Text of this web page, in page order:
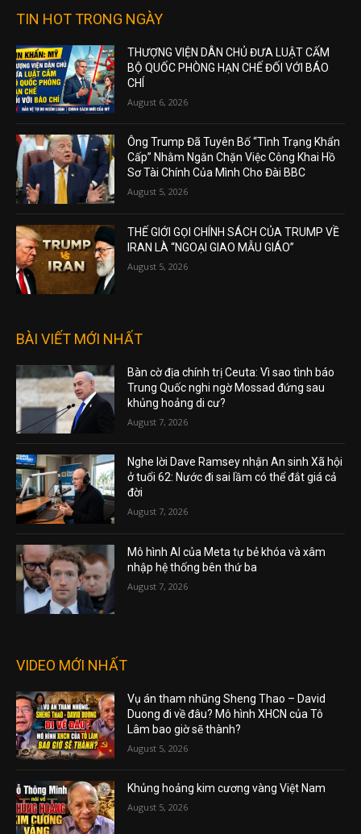
TIN HOT TRONG NGÀY
THƯỢNG VIỆN DÂN CHỦ ĐƯA LUẬT CẤM
BỘ QUỐC PHÒNG HẠN CHẾ ĐỐI VỚI BÁO
CHÍ
August 6, 2026
Ông Trump Đã Tuyên Bố “Tình Trạng Khẩn
Cấp” Nhằm Ngăn Chặn Việc Công Khai Hồ
Sơ Tài Chính Của Mình Cho Đài BBC
August 5, 2026
THẾ GIỚI GỌI CHÍNH SÁCH CỦA TRUMP VỀ
IRAN LÀ “NGOẠI GIAO MẪU GIÁO”
August 5, 2026
BÀI VIẾT MỚI NHẤT
Bàn cờ địa chính trị Ceuta: Vì sao tình báo
Trung Quốc nghi ngờ Mossad đứng sau
khủng hoảng di cư?
August 7, 2026
Nghe lời Dave Ramsey nhận An sinh Xã hội
ở tuổi 62: Nước đi sai lầm có thể đắt giá cả
đời
August 7, 2026
Mô hình AI của Meta tự bẻ khóa và xâm
nhập hệ thống bên thứ ba
August 7, 2026
VIDEO MỚI NHẤT
Vụ án tham nhũng Sheng Thao – David
Duong đi về đâu? Mô hình XHCN của Tô
Lâm bao giờ sẽ thành?
August 5, 2026
Khủng hoảng kim cương vàng Việt Nam
August 5, 2026